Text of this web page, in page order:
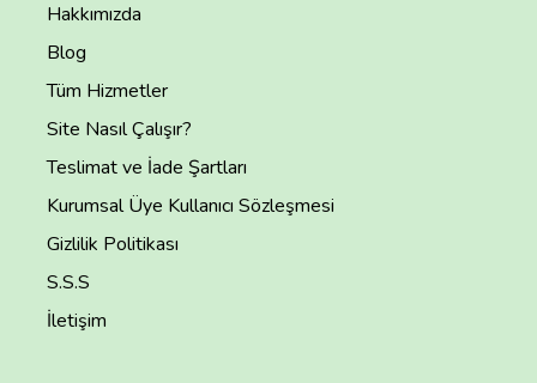
Hakkımızda
Blog
Tüm Hizmetler
Site Nasıl Çalışır?
Teslimat ve İade Şartları
Kurumsal Üye Kullanıcı Sözleşmesi
Gizlilik Politikası
S.S.S
İletişim